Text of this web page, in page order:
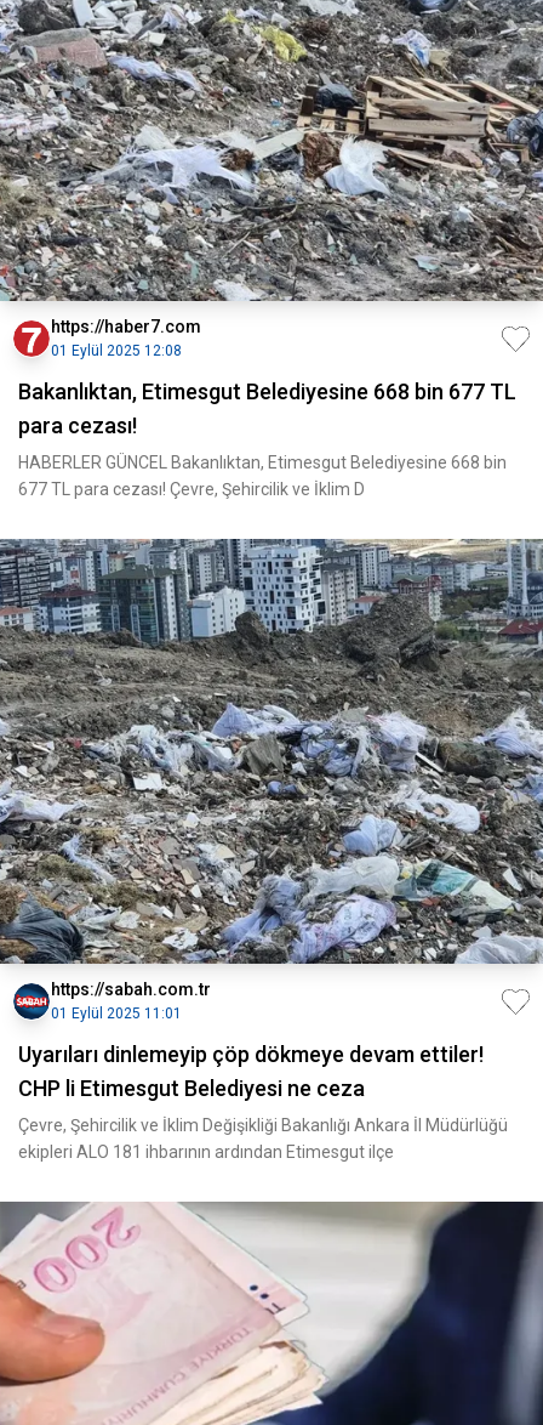
https://haber7.com
01 Eylül 2025 12:08
Bakanlıktan, Etimesgut Belediyesine 668 bin 677 TL
para cezası!
HABERLER GÜNCEL Bakanlıktan, Etimesgut Belediyesine 668 bin
677 TL para cezası! Çevre, Şehircilik ve İklim D
https://sabah.com.tr
01 Eylül 2025 11:01
Uyarıları dinlemeyip çöp dökmeye devam ettiler!
CHP li Etimesgut Belediyesi ne ceza
Çevre, Şehircilik ve İklim Değişikliği Bakanlığı Ankara İl Müdürlüğü
ekipleri ALO 181 ihbarının ardından Etimesgut ilçe